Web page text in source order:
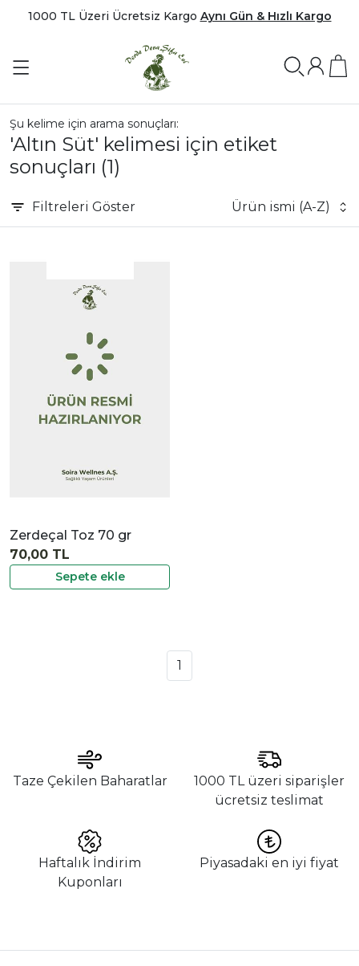
1000 TL Üzeri Ücretsiz Kargo Aynı Gün & Hızlı Kargo
Şu kelime için arama sonuçları:
'Altın Süt' kelimesi için etiket
sonuçları (1)
Filtreleri Göster Ürün ismi (A-Z)
Zerdeçal Toz 70 gr
Sepete ekle
70,00 TL
1
Taze Çekilen Baharatlar
1000 TL üzeri siparişler
ücretsiz teslimat
Haftalık İndirim
Kuponları
Piyasadaki en iyi fiyat